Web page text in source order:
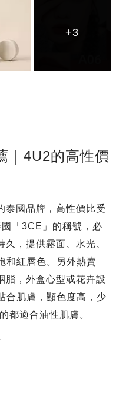
+3
+3
+3
｜4U2的高性價
泰國品牌，高性價比受
「3CE」的稱號，必
，提供霧面、水光、
和紅唇色。另外熱賣
脂，外盒心型或花卉設
合肌膚，顯色度高，少
都適合油性肌膚。